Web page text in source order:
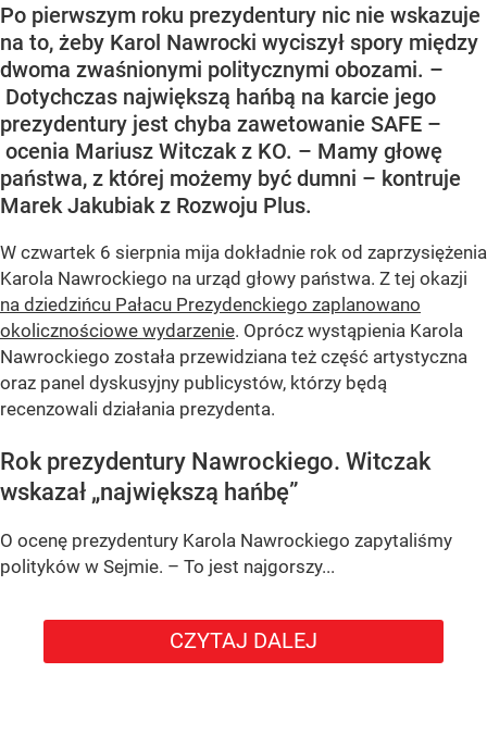
Po pierwszym roku prezydentury nic nie wskazuje
na to, żeby Karol Nawrocki wyciszył spory między
dwoma zwaśnionymi politycznymi obozami. –
Dotychczas największą hańbą na karcie jego
prezydentury jest chyba zawetowanie SAFE –
ocenia Mariusz Witczak z KO. – Mamy głowę
państwa, z której możemy być dumni – kontruje
Marek Jakubiak z Rozwoju Plus.
W czwartek 6 sierpnia mija dokładnie rok od zaprzysiężenia
Karola Nawrockiego na urząd głowy państwa. Z tej okazji
na dziedzińcu Pałacu Prezydenckiego zaplanowano
okolicznościowe wydarzenie. Oprócz wystąpienia Karola
Nawrockiego została przewidziana też część artystyczna
oraz panel dyskusyjny publicystów, którzy będą
recenzowali działania prezydenta.
Rok prezydentury Nawrockiego. Witczak
wskazał „największą hańbę”
O ocenę prezydentury Karola Nawrockiego zapytaliśmy
polityków w Sejmie. – To jest najgorszy...
CZYTAJ DALEJ